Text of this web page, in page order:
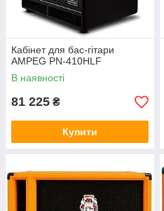
Кабінет для бас-гітари
AMPEG PN-410HLF
В наявності
81 225 ₴
Купити